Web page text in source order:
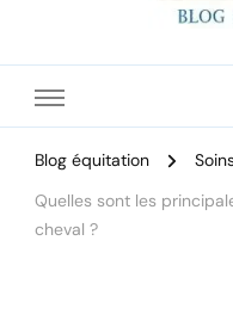
Blog équitation
Quelles sont les
cheval ?